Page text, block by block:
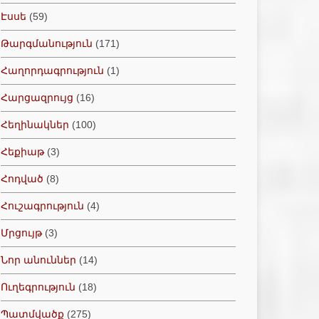
Էսսե (59)
Թարգմանություն (171)
Հաղորդագրություն (1)
Հարցազրույց (16)
Հեղինակներ (100)
Հեքիաթ(3)
Հոդված (8)
Հուշագրություն (4)
Մրցույթ(3)
Նոր անուններ (14)
Ուղեգրություն (18)
Պատմվածք (275)